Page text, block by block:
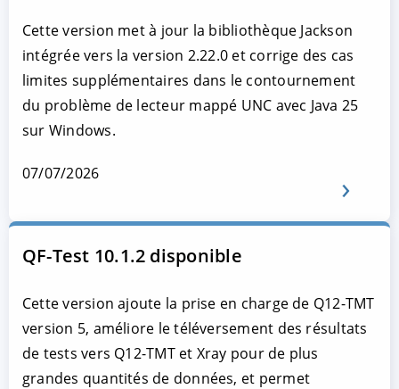
Cette version met à jour la bibliothèque Jackson
intégrée vers la version 2.22.0 et corrige des cas
limites supplémentaires dans le contournement
du problème de lecteur mappé UNC avec Java 25
sur Windows.
07/07/2026
QF-Test 10.1.2 disponible
Cette version ajoute la prise en charge de Q12-TMT
version 5, améliore le téléversement des résultats
de tests vers Q12-TMT et Xray pour de plus
grandes quantités de données, et permet